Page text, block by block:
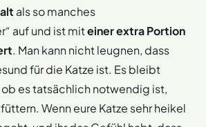
als so manches
auf und ist miteiner extra Portion
. Man kann nicht leugnen, dass
für die Katze ist. Es bleibt
es tatsächlich notwendig ist,
Wenn eure Katze sehr heikel